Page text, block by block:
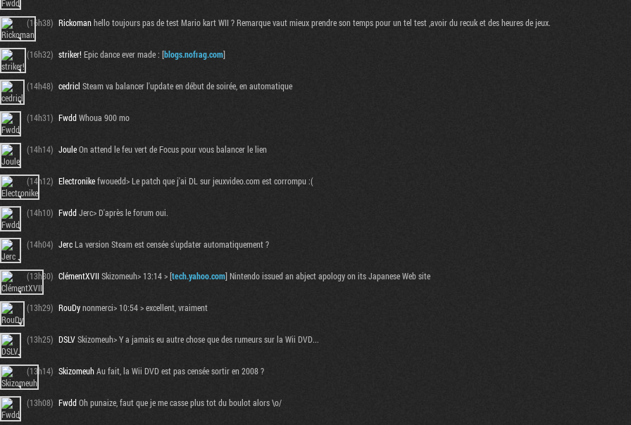
(16h38) Rickomanhello toujours pas de test Mario kart WII ? Remarque vaut mieux prendre son temps pour un tel test ,avoir du recuk et des heures de jeux.
(16h32) striker! Epic dance ever made : [blogs.nofrag.com]
(14h48) cedricl Steam va balancer l'update en début de soirée, en automatique
(14h31) FwddWhoua 900 mo
(14h14) JouleOn attend le feu vert de Focus pour vous balancer le lien
(14h12) Electronikefwouedd> Le patch que j'ai DL sur jeuxvideo.com est corrompu :(
(14h10) FwddJerc> D'après le forum oui.
(14h04) JercLa version Steam est censée s'updater automatiquement ?
(13h30) ClémentXVIISkizomeuh> 13:14 > [tech.yahoo.com] Nintendo issued an abject apology on its Japanese Web site
(13h29) RouDynonmerci> 10:54 > excellent, vraiment
(13h25) DSLVSkizomeuh> Y a jamais eu autre chose que des rumeurs sur la Wii DVD...
(13h14) SkizomeuhAu fait, la Wii DVD est pas censée sortir en 2008 ?
(13h08) FwddOh punaize, faut que je me casse plus tot du boulot alors \o/